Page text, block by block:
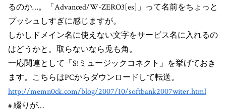
るのか…。「Advanced/W-ZERO3[es]」って名前をちょっと
プッシュしすぎに感じますが。
しかしドメイン名に使えない文字をサービス名に入れるの
はどうかと。取らないなら兎も角。
一応関連として「S!ミュージックコネクト」を挙げておき
ます。こちらはPCからダウンロードして転送。
http://memn0ck.com/blog/2007/10/softbank2007witer.html
# 綴りが…